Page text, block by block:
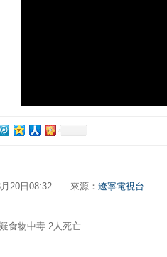
月20日08:32 來源： 遼寧電視台 (
食物中毒 2人死亡